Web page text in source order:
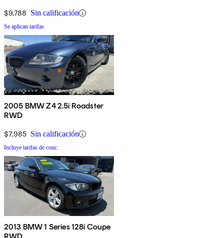
$9,788 Sin calificación
Se aplican tarifas
2005 BMW Z4 2.5i Roadster
RWD
$7,985 Sin calificación
Incluye tarifas de conc.
2013 BMW 1 Series 128i Coupe